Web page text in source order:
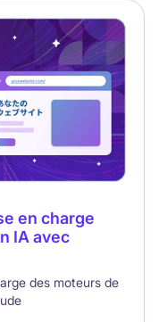
en charge
IA avec
des moteurs de